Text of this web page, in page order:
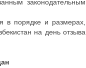
законодательным
в порядке и размерах,
на день отзыва